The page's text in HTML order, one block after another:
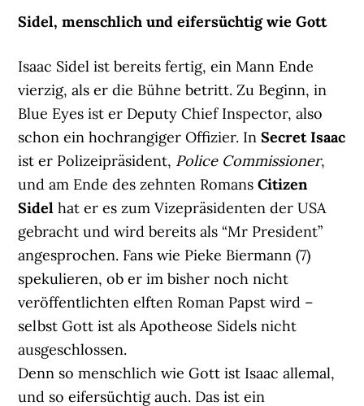
Sidel, menschlich und eifersüchtig wie Gott
Isaac Sidel ist bereits fertig, ein Mann Ende
vierzig, als er die Bühne betritt. Zu Beginn, in
Blue Eyes ist er Deputy Chief Inspector, also
schon ein hochrangiger Offizier. InSecret Isaac
ist er Polizeipräsident, Police Commissioner,
und am Ende des zehnten RomansCitizen
Sidel hat er es zum Vizepräsidenten der USA
gebracht und wird bereits als “Mr President”
angesprochen. Fans wie Pieke Biermann (7)
spekulieren, ob er im bisher noch nicht
veröffentlichten elften Roman Papst wird –
selbst Gott ist als Apotheose Sidels nicht
ausgeschlossen.
Denn so menschlich wie Gott ist Isaac allemal,
und so eifersüchtig auch. Das ist ein